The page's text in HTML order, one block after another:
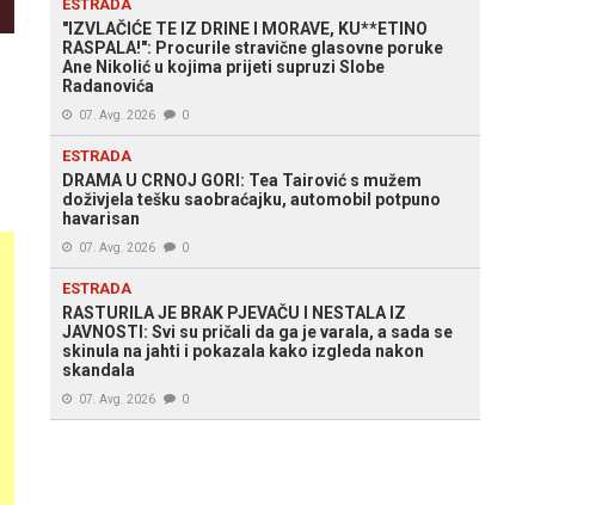
ESTRADA
"IZVLAČIĆE TE IZ DRINE I MORAVE, KU**ETINO
RASPALA!": Procurile stravične glasovne poruke
Ane Nikolić u kojima prijeti supruzi Slobe
Radanovića
07. Avg. 2026 0
ESTRADA
DRAMA U CRNOJ GORI: Tea Tairović s mužem
doživjela tešku saobraćajku, automobil potpuno
havarisan
07. Avg. 2026 0
ESTRADA
RASTURILA JE BRAK PJEVAČU I NESTALA IZ
JAVNOSTI: Svi su pričali da ga je varala, a sada se
skinula na jahti i pokazala kako izgleda nakon
skandala
07. Avg. 2026 0